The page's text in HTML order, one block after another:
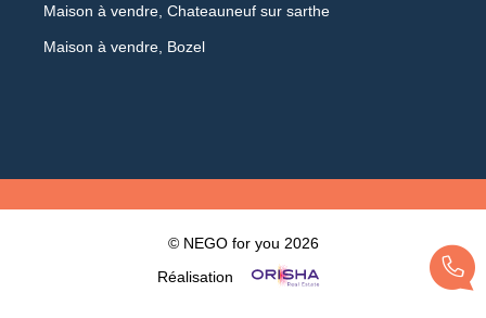
Maison à vendre, Chateauneuf sur sarthe
Maison à vendre, Bozel
© NEGO for you 2026
Réalisation